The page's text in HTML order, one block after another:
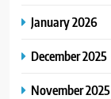
January 2026
December 2025
November 2025